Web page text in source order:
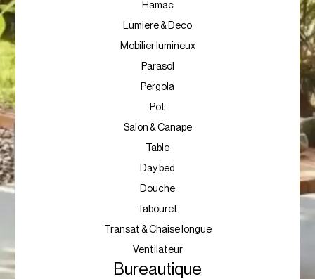
Hamac
Lumiere & Deco
Mobilier lumineux
Parasol
Pergola
Pot
Salon & Canape
Table
Day bed
Douche
Tabouret
Transat & Chaise longue
Ventilateur
Bureautique